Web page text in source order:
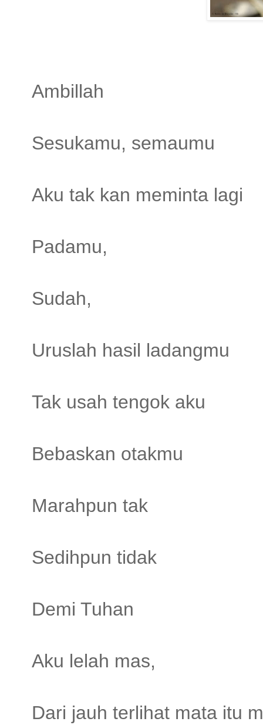
Ambillah
Sesukamu, semaumu
Aku tak kan meminta lagi
Padamu,
Sudah,
Uruslah hasil ladangmu
Tak usah tengok aku
Bebaskan otakmu
Marahpun tak
Sedihpun tidak
Demi Tuhan
Aku lelah mas,
Dari jauh terlihat mata itu